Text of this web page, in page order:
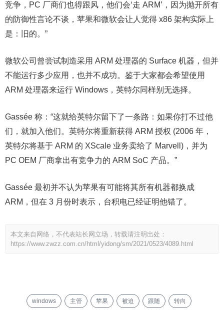
竞争，PC 厂商们也得跟风，他们会‘走 ARM’，因为抛开所有
的防御性言论不谈，苹果和微软会让人觉得 x86 架构实际上
是：旧的。”
微软公司曾尝试制造采用 ARM 处理器的 Surface 机器，但并
不能运行多少应用，也并不成功。鉴于大家都会希望使用
ARM 处理器来运行 Windows，英特尔同样别无选择。
Gassée 称：“这就给英特尔留下了一条路：如果你打不过他
们，就加入他们。英特尔将重新获得 ARM 授权 (2006 年，
英特尔将基于 ARM 的 XScale 业务卖给了 Marvell)，并为
PC OEM 厂商拿出有竞争力的 ARM SoC 产品。”
Gassée 最初并不认为苹果有可能将其所有机器都换成
ARM，但在 3 月份时表示，台积电已经证明他错了。
本文来自网络，不代表站长网立场，转载请注明出处：
https://www.zwzz.com.cn/html/yidong/sm/2021/0523/4089.html
windows 主管 苹果 被迫 跟随 转向